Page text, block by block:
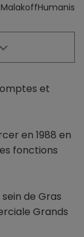
et
en 1988 en
fonctions
de Gras
Grands